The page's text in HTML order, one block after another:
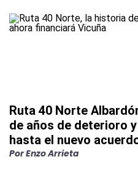
Ruta 40 Norte
de años de deterioro
hasta el nuevo
PorEnzo Arrieta